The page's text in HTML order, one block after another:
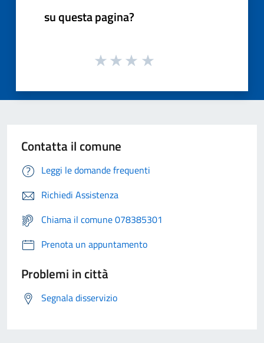
su questa pagina?
Contatta il comune
Leggi le domande frequenti
Richiedi Assistenza
Chiama il comune 078385301
Prenota un appuntamento
Problemi in città
Segnala disservizio